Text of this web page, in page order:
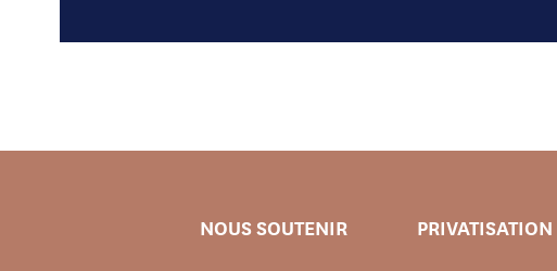
NOUS SOUTENIR PRIVATISATION